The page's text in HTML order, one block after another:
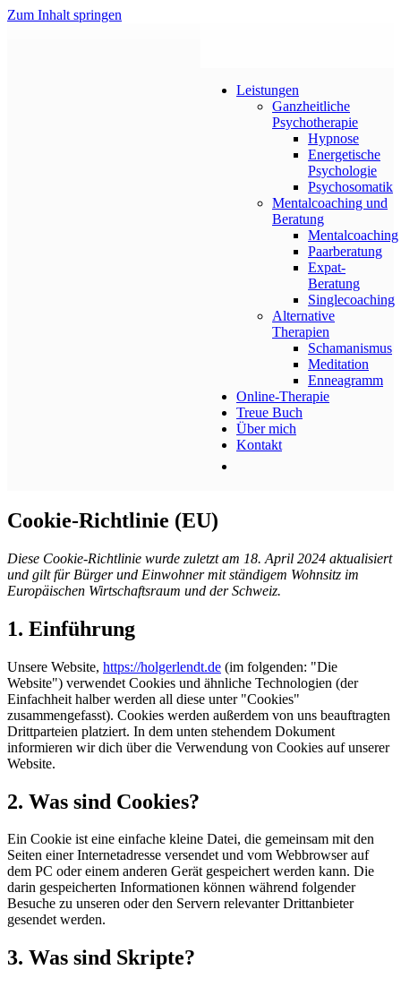
Zum Inhalt springen
Leistungen
Ganzheitliche
Psychotherapie
Hypnose
Energetische
Psychologie
Psychosomatik
Mentalcoaching und
Beratung
Mentalcoaching
Paarberatung
Expat-
Beratung
Singlecoaching
Alternative
Therapien
Schamanismus
Meditation
Enneagramm
Online-Therapie
Treue Buch
Über mich
Kontakt
Cookie-Richtlinie (EU)
Diese Cookie-Richtlinie wurde zuletzt am 18. April 2024 aktualisiert
und gilt für Bürger und Einwohner mit ständigem Wohnsitz im
Europäischen Wirtschaftsraum und der Schweiz.
1. Einführung
Unsere Website, https://holgerlendt.de (im folgenden: "Die
Website") verwendet Cookies und ähnliche Technologien (der
Einfachheit halber werden all diese unter "Cookies"
zusammengefasst). Cookies werden außerdem von uns beauftragten
Drittparteien platziert. In dem unten stehendem Dokument
informieren wir dich über die Verwendung von Cookies auf unserer
Website.
2. Was sind Cookies?
Ein Cookie ist eine einfache kleine Datei, die gemeinsam mit den
Seiten einer Internetadresse versendet und vom Webbrowser auf
dem PC oder einem anderen Gerät gespeichert werden kann. Die
darin gespeicherten Informationen können während folgender
Besuche zu unseren oder den Servern relevanter Drittanbieter
gesendet werden.
3. Was sind Skripte?